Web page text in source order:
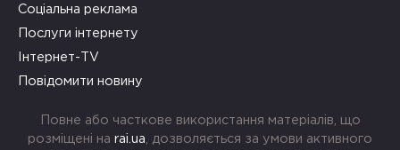
Соціальна реклама
Послуги інтернету
Інтернет-TV
Повідомити новину
Повне або часткове використання матеріалів, що
розміщені на rai.ua , дозволяється за умови активного